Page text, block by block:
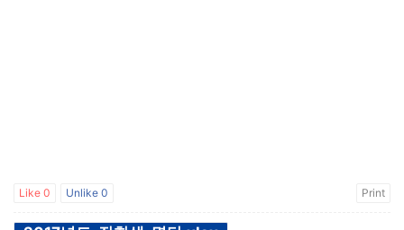
Like 0 Unlike 0 Print